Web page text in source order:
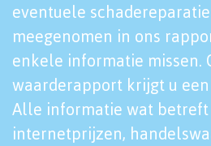
eventuele
meegenomen in ons
enkele informatie missen.
waarderapport krijgt u
Alle informatie wat betreft
internetprijzen,